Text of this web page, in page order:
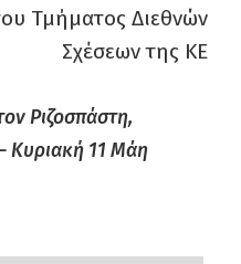
Τμήματος Διεθνών
Σχέσεων της ΚΕ
Ριζοσπάστη,
Κυριακή 11 Μάη